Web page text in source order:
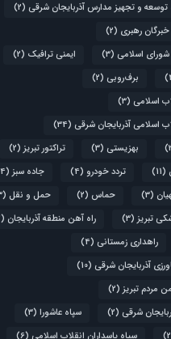
توسعه و تجهیز مدارس آذربایجان شرقی (2)
رهبری (2)
اسلامی (3) ایمنی ترافیک (2)
برف‌روبی (2)
اسلامی (3)
اسلامی آذربایجان شرقی (34)
بهزیستی (3) تراکتور تبریز (2)
(11) تردد خودرو (4) جاده سبز (4)
(3) حماس (2) حمل و نقل (3)
تبریز (3) راه آهن منطقه آذربایجان (2)
راهداری زمستانی (4)
آذربایجان شرقی (10)
(2)
شرقی (2) سپاه عاشورا (3)